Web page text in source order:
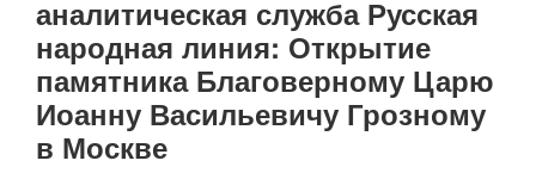
аналитическая служба Русская
народная линия: Открытие
памятника Благоверному Царю
Иоанну Васильевичу Грозному
в Москве